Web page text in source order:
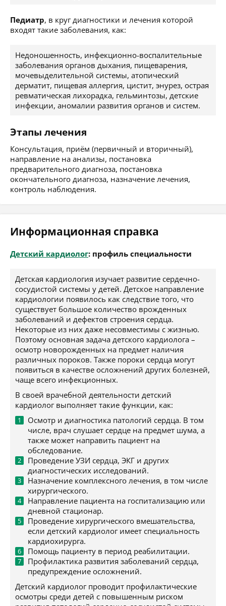
Педиатр, в круг диагностики и лечения которой
входят такие заболевания, как:
Недоношенность, инфекционно-воспалительные
заболевания органов дыхания, пищеварения,
мочевыделительной системы, атопический
дерматит, пищевая аллергия, цистит, энурез, острая
ревматическая лихорадка, гельминтозы, детские
инфекции, аномалии развития органов и систем.
Этапы лечения
Консультация, приём (первичный и вторичный),
направление на анализы, постановка
предварительного диагноза, постановка
окончательного диагноза, назначение лечения,
контроль наблюдения.
Информационная справка
Детский кардиолог: профиль специальности
Детская кардиология изучает развитие сердечно-
сосудистой системы у детей. Детское направление
кардиологии появилось как следствие того, что
существует большое количество врожденных
заболеваний и дефектов строения сердца.
Некоторые из них даже несовместимы с жизнью.
Поэтому основная задача детского кардиолога –
осмотр новорожденных на предмет наличия
различных пороков. Также пороки сердца могут
появиться в качестве осложнений других болезней,
чаще всего инфекционных.
В своей врачебной деятельности детский
кардиолог выполняет такие функции, как:
Осмотр и диагностика патологий сердца. В том
числе, врач слушает сердце на предмет шума, а
также может направить пациент на
обследование.
Проведение УЗИ сердца, ЭКГ и других
диагностических исследований.
Назначение комплексного лечения, в том числе
хирургического.
Направление пациента на госпитализацию или
дневной стационар.
Проведение хирургического вмешательства,
если детский кардиолог имеет специальность
кардиохирурга.
Помощь пациенту в период реабилитации.
Профилактика развития заболеваний сердца,
предупреждение осложнений.
Детский кардиолог проводит профилактические
осмотры среди детей с повышенным риском